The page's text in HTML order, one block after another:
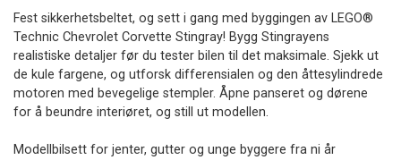
Fest sikkerhetsbeltet, og sett i gang med byggingen av LEGO®
Technic Chevrolet Corvette Stingray! Bygg Stingrayens
realistiske detaljer før du tester bilen til det maksimale. Sjekk ut
de kule fargene, og utforsk differensialen og den åttesylindrede
motoren med bevegelige stempler. Åpne panseret og dørene
for å beundre interiøret, og still ut modellen.
Modellbilsett for jenter, gutter og unge byggere fra ni år